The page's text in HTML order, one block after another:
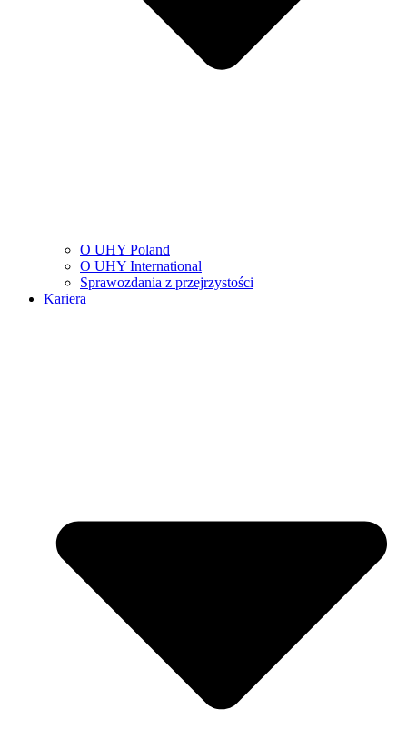
O UHY Poland
O UHY International
Sprawozdania z przejrzystości
Kariera